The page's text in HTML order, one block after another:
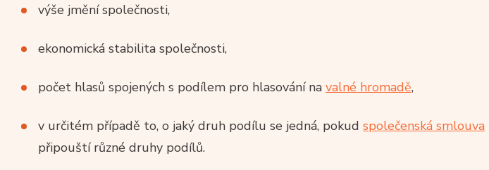
výše jmění společnosti,
ekonomická stabilita společnosti,
počet hlasů spojených s podílem pro hlasování na valné hromadě,
v určitém případě to, o jaký druh podílu se jedná, pokud společenská smlouva
připouští různé druhy podílů.